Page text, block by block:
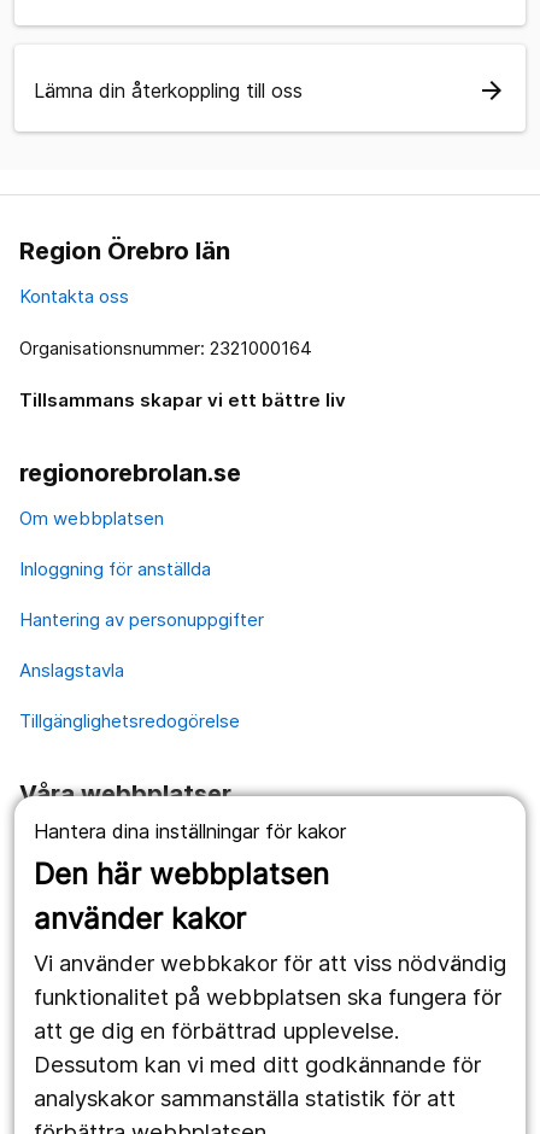
Hantera dina inställningar för kakor
Den här webbplatsen
använder kakor
Vi använder webbkakor för att viss nödvändig
funktionalitet på webbplatsen ska fungera för
att ge dig en förbättrad upplevelse.
Dessutom kan vi med ditt godkännande för
analyskakor sammanställa statistik för att
Lämna din återkoppling till oss arrow_forward
Region Örebro län
Kontakta oss
Organisationsnummer: 2321000164
Tillsammans skapar vi ett bättre liv
regionorebrolan.se
Om webbplatsen
Inloggning för anställda
Hantering av personuppgifter
Anslagstavla
Tillgänglighetsredogörelse
Våra webbplatser
1177.se
Länstrafiken
Utveckling
Följ oss
Facebook